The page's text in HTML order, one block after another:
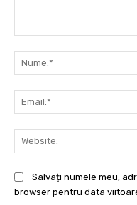
Salvați numele meu,
browser pentru data